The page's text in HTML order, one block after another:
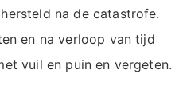
na de catastrofe.
en na verloop van tijd
vuil en puin en vergeten.